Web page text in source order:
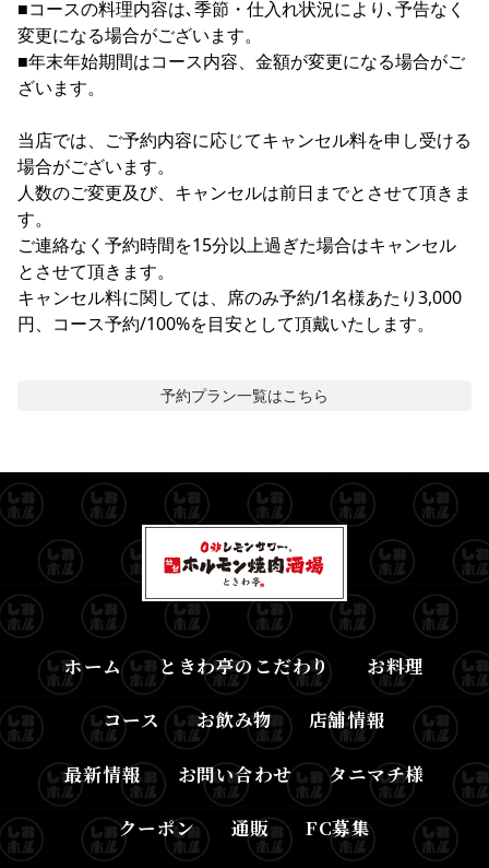
■コースの料理内容は､季節・仕入れ状況により､予告なく
変更になる場合がございます。
■年末年始期間はコース内容、金額が変更になる場合がご
ざいます。
当店では、ご予約内容に応じてキャンセル料を申し受ける
場合がございます。
人数のご変更及び、キャンセルは前日までとさせて頂きま
す。
ご連絡なく予約時間を15分以上過ぎた場合はキャンセル
とさせて頂きます。
キャンセル料に関しては、席のみ予約/1名様あたり3,000
円、コース予約/100%を目安として頂戴いたします。
予約プラン一覧はこちら
ホーム ときわ亭のこだわり お料理
コース お飲み物 店舗情報
最新情報 お問い合わせ タニマチ様
クーポン 通販 FC募集